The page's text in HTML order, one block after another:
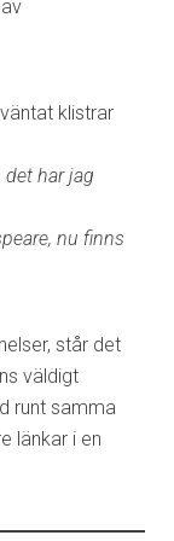
klistrar
har jag
nu finns
står det
väldigt
runt samma
länkar i en